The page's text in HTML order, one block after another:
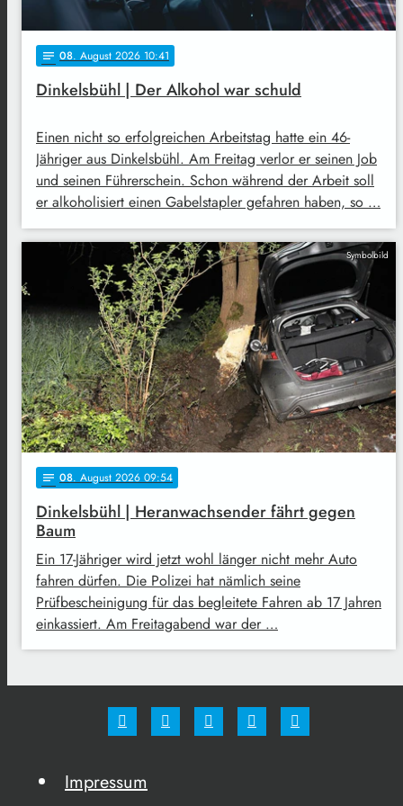
notes 08. August 2026 10:41
Dinkelsbühl | Der Alkohol war schuld
Einen nicht so erfolgreichen Arbeitstag hatte ein 46-
Jähriger aus Dinkelsbühl. Am Freitag verlor er seinen Job
und seinen Führerschein. Schon während der Arbeit soll
er alkoholisiert einen Gabelstapler gefahren haben, so …
Symbolbild
notes 08. August 2026 09:54
Dinkelsbühl | Heranwachsender fährt gegen
Baum
Ein 17-Jähriger wird jetzt wohl länger nicht mehr Auto
fahren dürfen. Die Polizei hat nämlich seine
Prüfbescheinigung für das begleitete Fahren ab 17 Jahren
einkassiert. Am Freitagabend war der …
Impressum